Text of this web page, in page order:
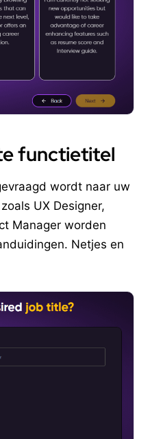
functietitel
wordt naar uw
UX Designer,
Manager worden
Netjes en